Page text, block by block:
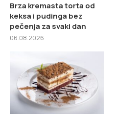
Brza kremasta torta od
keksa i pudinga bez
pečenja za svaki dan
06.08.2026